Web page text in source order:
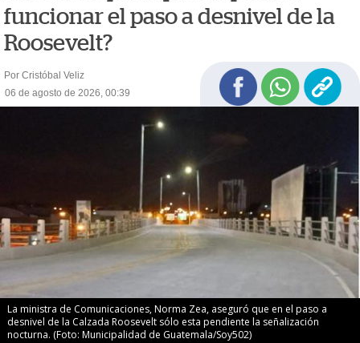
funcionar el paso a desnivel de la
Roosevelt?
Por Cristóbal Veliz
06 de agosto de 2026, 00:39
La ministra de Comunicaciones, Norma Zea, aseguró que en el paso a
desnivel de la Calzada Roosevelt sólo esta pendiente la señalización
nocturna. (Foto: Municipalidad de Guatemala/Soy502)